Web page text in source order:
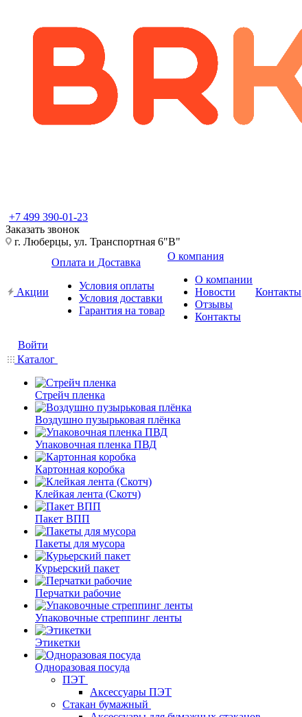
+7 499 390-01-23
Заказать звонок
г. Люберцы, ул. Транспортная 6"В"
Акции
Оплата и Доставка
Условия оплаты
Условия доставки
Гарантия на товар
О компания
О компании
Новости
Отзывы
Контакты
Контакты
Войти
Каталог
Стрейч пленка
Воздушно пузырьковая плёнка
Упаковочная пленка ПВД
Картонная коробка
Клейкая лента (Скотч)
Пакет ВПП
Пакеты для мусора
Курьерский пакет
Перчатки рабочие
Упаковочные стреппинг ленты
Этикетки
Одноразовая посуда
ПЭТ
Аксессуары ПЭТ
Стакан бумажный